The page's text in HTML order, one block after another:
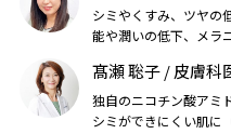
シミやくすみ、ツヤの
能や潤いの低下、メラ
期）
髙瀬 聡子 / 皮膚科
独自のニコチン酸アミ
シミができにくい肌に